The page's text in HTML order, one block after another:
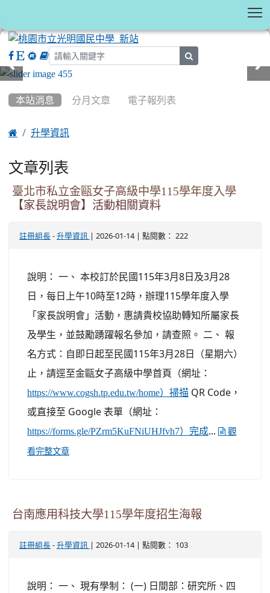
本站消息 分月文章 電子報列表
 升學資訊
文章列表
臺北市私立金甌女子高級中學115學年度入學
【家長說明會】活動相關資料
註冊組長 - 升學資訊 | 2026-01-14 | 點閱數： 222
說明： 一、 本校訂於民國115年3月8日及3月28
日，每日上午10時至12時，辦理115學年度入學
「家長說明會」活動，惠請貴校協助轉知所屬家長
及學生，並鼓勵踴躍報名參加，請查照。 二、 報
名方式：自即日起至民國115年3月28日（星期六）
止，請逕至金甌女子高級中學首頁（網址：
https://www.cogsh.tp.edu.tw/home）掃描 QR Code，
或直接至 Google 表單（網址：
https://forms.gle/PZrm5KuFNiUHJfvh7）完成... 觀
看完整文章
台南應用科技大學115學年度招生海報
註冊組長 - 升學資訊 | 2026-01-14 | 點閱數： 103
說明： 一、 現有學制： (一) 日間部：研究所、四